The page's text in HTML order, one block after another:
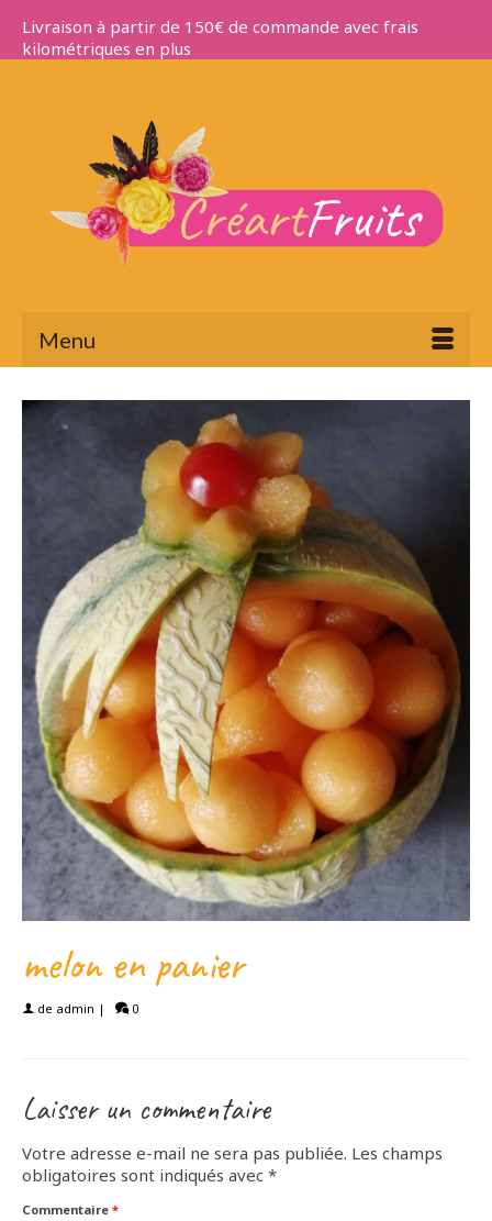
Livraison à partir de 150€ de commande avec frais
kilométriques en plus
Menu
melon en panier
de admin | 0
Laisser un commentaire
Votre adresse e-mail ne sera pas publiée. Les champs
obligatoires sont indiqués avec *
Commentaire *